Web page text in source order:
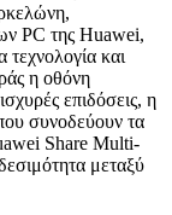
PC της Huawei,
και
η οθόνη
επιδόσεις, η
συνοδεύουν τα
Share Multi-
μεταξύ